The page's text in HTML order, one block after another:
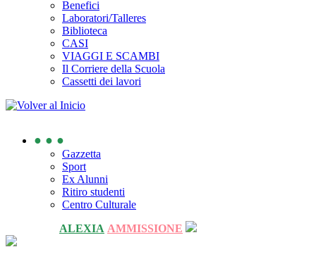
Benefici
Laboratori/Talleres
Biblioteca
CASI
VIAGGI E SCAMBI
Il Corriere della Scuola
Cassetti dei lavori
● ● ●
Gazzetta
Sport
Ex Alunni
Ritiro studenti
Centro Culturale
ALEXIA AMMISSIONE